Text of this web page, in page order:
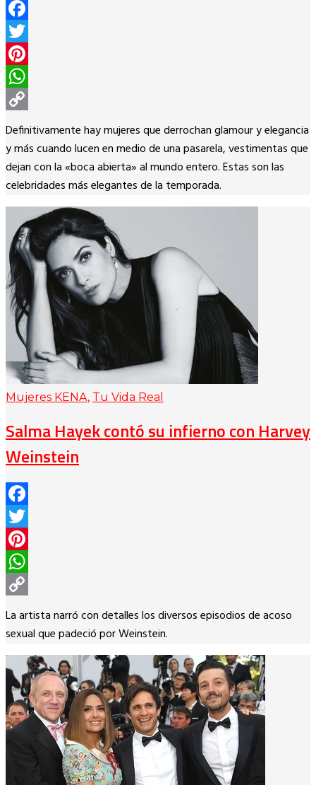
Facebook
Twitter
Pinterest
WhatsApp
Copy
Link
Definitivamente hay mujeres que derrochan glamour y elegancia
y más cuando lucen en medio de una pasarela, vestimentas que
dejan con la «boca abierta» al mundo entero. Estas son las
celebridades más elegantes de la temporada.
Mujeres KENA, Tu Vida Real
Salma Hayek contó su infierno con Harvey
Weinstein
Facebook
Twitter
Pinterest
WhatsApp
Copy
Link
La artista narró con detalles los diversos episodios de acoso
sexual que padeció por Weinstein.